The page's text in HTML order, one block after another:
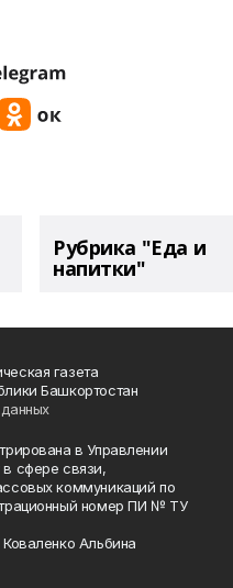
Рубрика "Еда и
напитки"
газета
Башкортостан
в Управлении
сфере связи,
коммуникаций по
номер ПИ № ТУ
Альбина